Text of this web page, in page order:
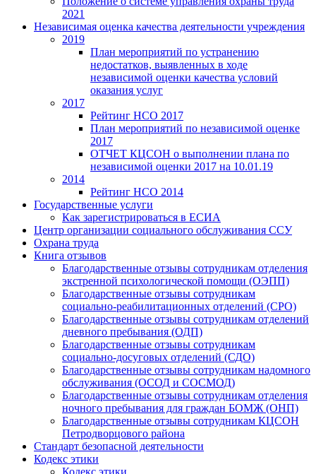
2021
Независимая оценка качества деятельности учреждения
2019
План мероприятий по устранению
недостатков, выявленных в ходе
независимой оценки качества условий
оказания услуг
2017
Рейтинг НСО 2017
План мероприятий по независимой оценке
2017
ОТЧЕТ КЦСОН о выполнении плана по
независимой оценки 2017 на 10.01.19
2014
Рейтинг НСО 2014
Государственные услуги
Как зарегистрироваться в ЕСИА
Центр организации социального обслуживания ССУ
Охрана труда
Книга отзывов
Благодарственные отзывы сотрудникам отделения
экстренной психологической помощи (ОЭПП)
Благодарственные отзывы сотрудникам
социально-реабилитационных отделений (СРО)
Благодарственные отзывы сотрудникам отделений
дневного пребывания (ОДП)
Благодарственные отзывы сотрудникам
социально-досуговых отделений (СДО)
Благодарственные отзывы сотрудникам надомного
обслуживания (ОСОД и СОСМОД)
Благодарственные отзывы сотрудникам отделения
ночного пребывания для граждан БОМЖ (ОНП)
Благодарственные отзывы сотрудникам КЦСОН
Петродворцового района
Стандарт безопасной деятельности
Кодекс этики